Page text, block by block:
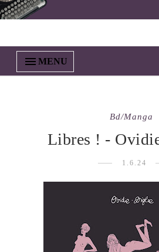
MENU
Bd/manga
Libres ! -
1.6.24